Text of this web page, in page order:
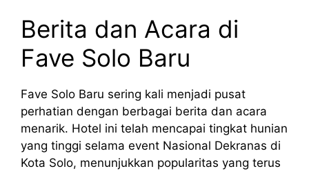
Berita dan Acara di
Fave Solo Baru
Fave Solo Baru sering kali menjadi pusat
perhatian dengan berbagai berita dan acara
menarik. Hotel ini telah mencapai tingkat hunian
yang tinggi selama event Nasional Dekranas di
Kota Solo, menunjukkan popularitas yang terus